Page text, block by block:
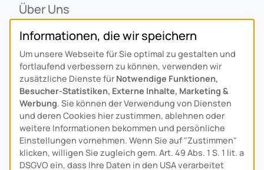
Über Uns
Alois Schiffmann Stiftung
Allgemeine Lieferbedingungen
Arcus Niederlande: Bedrijfsgegevens
KONTAKT
Anfahrt
Kontaktformular
Kundenservice
Informationen, die wir speichern
Um unsere Webseite für Sie optimal zu gestalten und
fortlaufend verbessern zu können, verwenden wir
zusätzliche Dienste für Notwendige Funktionen,
Besucher-Statistiken, Externe Inhalte, Marketing &
Werbung. Sie können der Verwendung von Diensten
und deren Cookies hier zustimmen, ablehnen oder
weitere Informationen bekommen und persönliche
Einstellungen vornehmen. Wenn Sie auf "Zustimmen"
klicken, willigen Sie zugleich gem. Art. 49 Abs. 1 S. 1 lit. a
DSGVO ein, dass Ihre Daten in den USA verarbeitet